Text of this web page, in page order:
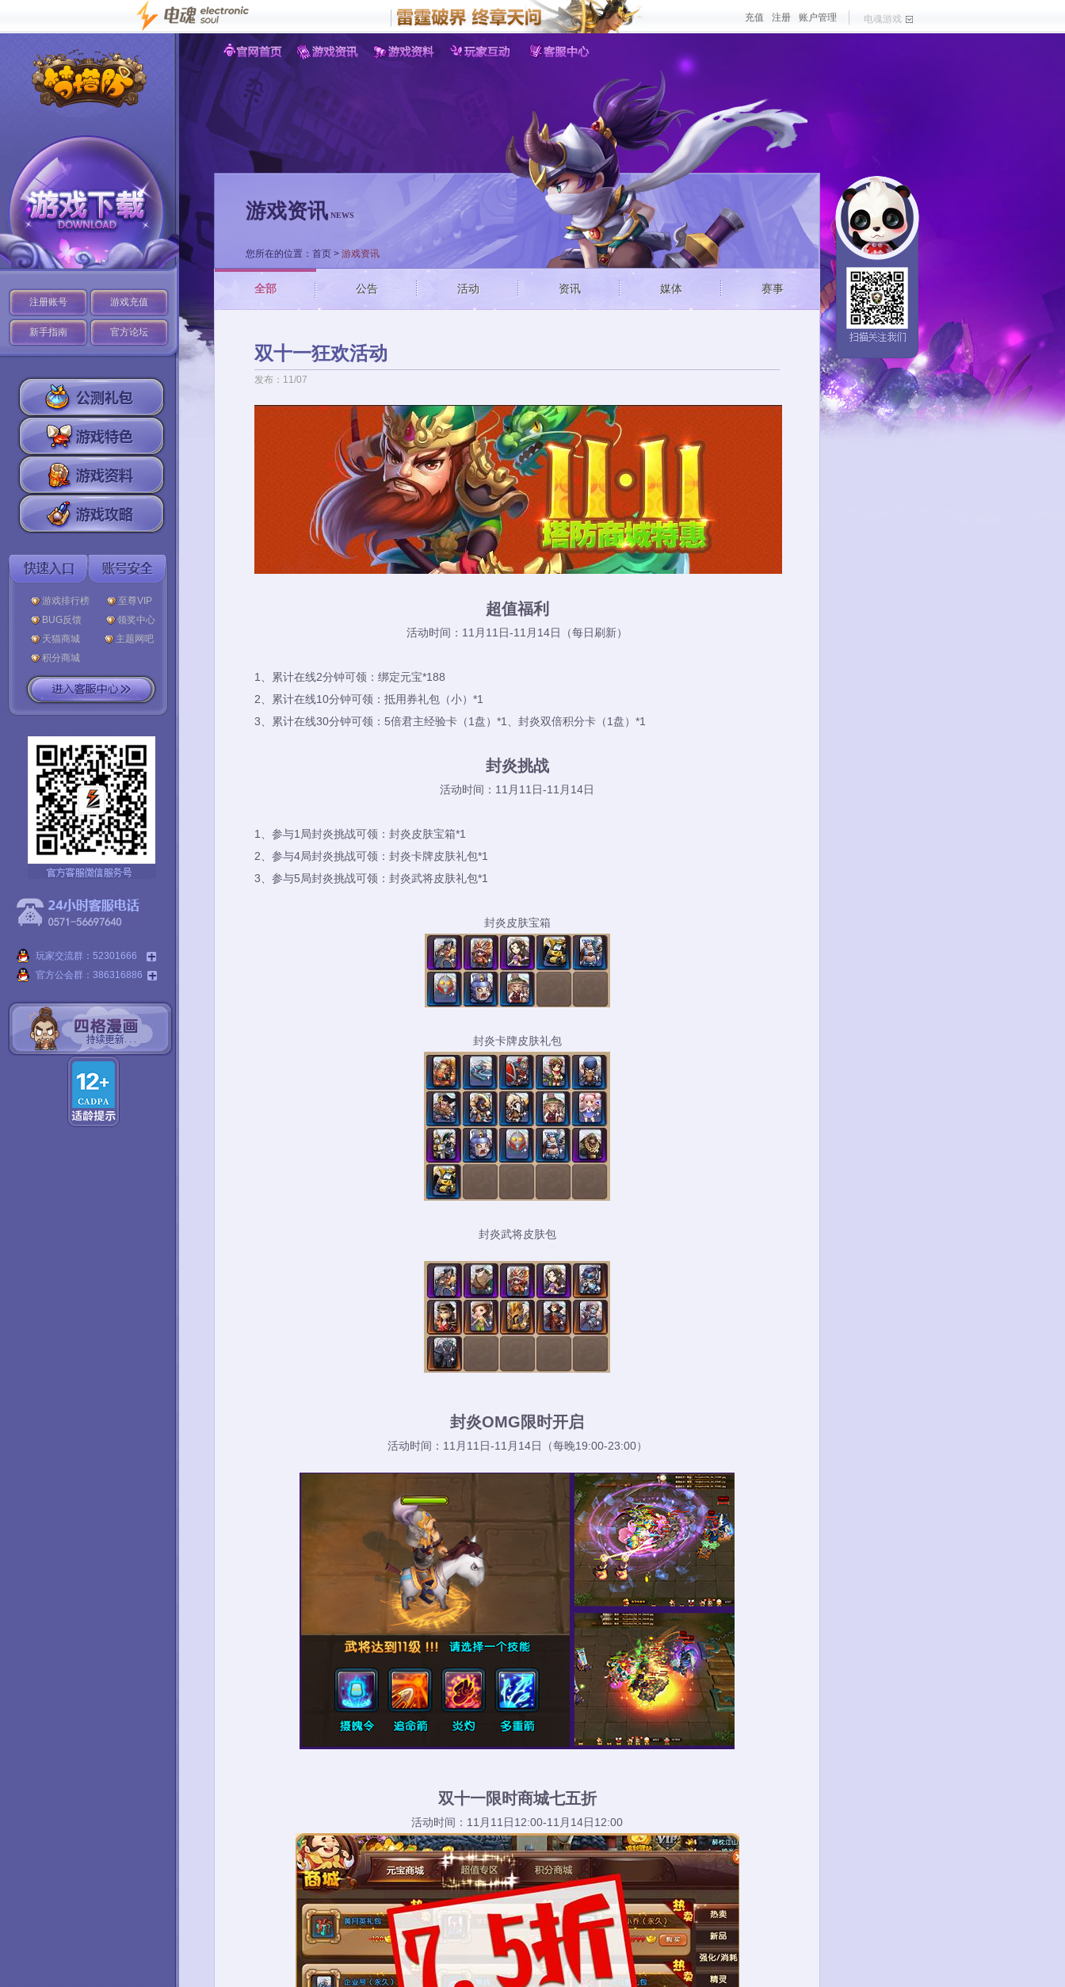
电魂游戏
梦三国
梦塔防
野蛮人大作
热门游戏
测试游戏
充值 注册 账户管理
注册账号 游戏充值
新手指南 官方论坛
游戏排行榜
至尊VIP
BUG反馈
领奖中心
天猫商城
主题网吧
积分商城
玩家交流群：52301666
官方公会群：386316886
游戏资讯 NEWS
您所在的位置： 首页 > 游戏资讯
全部 公告 活动 资讯 媒体 赛事
双十一狂欢活动
发布：11/07
超值福利
活动时间：11月11日-11月14日（每日刷新）
1、
累计在线2分钟可领：绑定元宝*188
2、
累计在线10分钟可领：抵用券礼包（小）*1
3、
累计在线30分钟可领：5倍君主经验卡（1盘）*1、封炎双倍积分卡（1盘）*1
封炎挑战
活动时间：11月11日-11月14日
1、 参与1局封炎挑战可领：封炎皮肤宝箱*1
2、 参与4局封炎挑战可领：封炎卡牌皮肤礼包*1
3、 参与5局封炎挑战可领：封炎武将皮肤礼包*1
封炎皮肤宝箱
封炎卡牌皮肤礼包
封炎武将皮肤包
封炎OMG限时开启
活动时间：11月11日-11月14日（每晚19:00-23:00）
双十一限时商城七五折
活动时间：11月11日12:00-11月14日12:00